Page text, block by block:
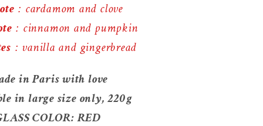
: cardamom and clove
: cinnamon and pumpkin
: vanilla and gingerbread
in Paris with love
in large size only, 220g
COLOR: RED